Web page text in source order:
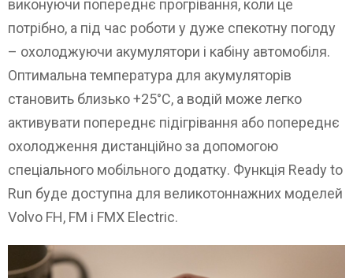
виконуючи попереднє прогрівання, коли це
потрібно, а під час роботи у дуже спекотну погоду
– охолоджуючи акумулятори і кабіну автомобіля.
Оптимальна температура для акумуляторів
становить близько +25°C, а водій може легко
активувати попереднє підігрівання або попереднє
охолодження дистанційно за допомогою
спеціального мобільного додатку. Функція Ready to
Run буде доступна для великотоннажних моделей
Volvo FH, FM і FMX Electric.